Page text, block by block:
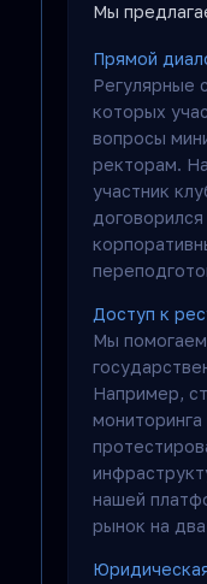
Мы
Прямой
Регулярные
которых
вопросы
ректорам.
участник
Доступ к
Мы
Например,
нашей
рынок на